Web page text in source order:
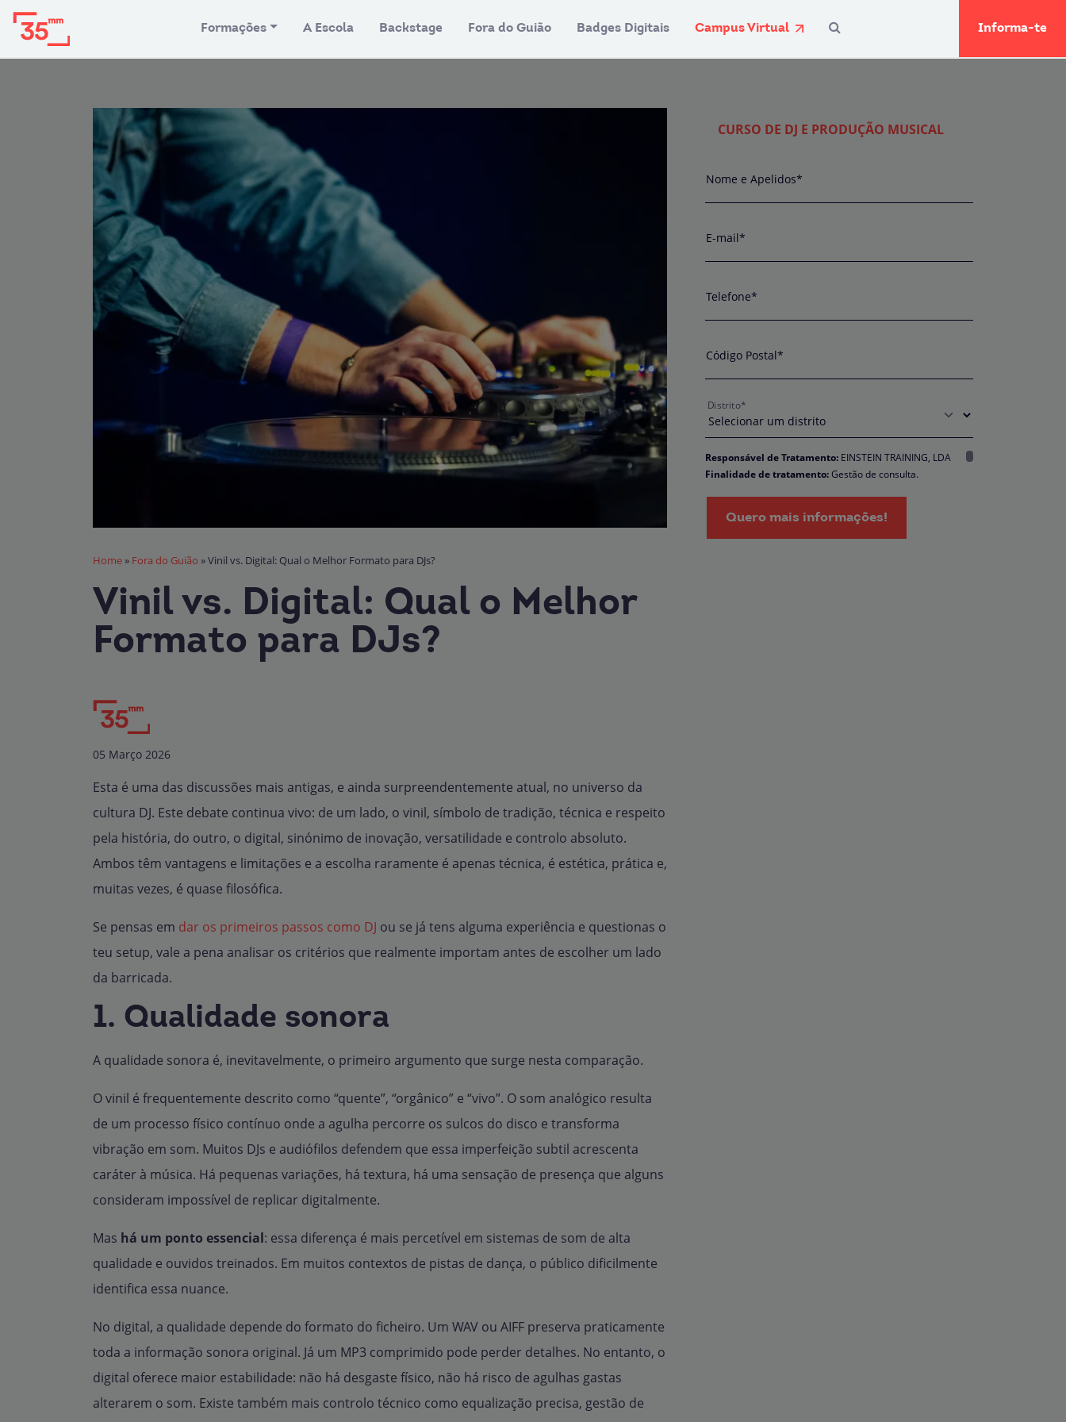
Formações A Escola Backstage Fora do Guião Badges Digitais Campus Virtual Informa-te
Home » Fora do Guião »Vinil vs. Digital: Qual o Melhor Formato para DJs?
Vinil vs. Digital: Qual o Melhor
Formato para DJs?
05 Março 2026
Esta é uma das discussões mais antigas, e ainda surpreendentemente atual, no universo da
cultura DJ. Este debate continua vivo: de um lado, o vinil, símbolo de tradição, técnica e respeito
pela história, do outro, o digital, sinónimo de inovação, versatilidade e controlo absoluto.
Ambos têm vantagens e limitações e a escolha raramente é apenas técnica, é estética, prática e,
muitas vezes, é quase filosófica.
Se pensas em dar os primeiros passos como DJ ou se já tens alguma experiência e questionas o
teu setup, vale a pena analisar os critérios que realmente importam antes de escolher um lado
da barricada.
1. Qualidade sonora
A qualidade sonora é, inevitavelmente, o primeiro argumento que surge nesta comparação.
O vinil é frequentemente descrito como “quente”, “orgânico” e “vivo”. O som analógico resulta
de um processo físico contínuo onde a agulha percorre os sulcos do disco e transforma
vibração em som. Muitos DJs e audiófilos defendem que essa imperfeição subtil acrescenta
caráter à música. Há pequenas variações, há textura, há uma sensação de presença que alguns
consideram impossível de replicar digitalmente.
Mas há um ponto essencial: essa diferença é mais percetível em sistemas de som de alta
qualidade e ouvidos treinados. Em muitos contextos de pistas de dança, o público dificilmente
identifica essa nuance.
No digital, a qualidade depende do formato do ficheiro. Um WAV ou AIFF preserva praticamente
toda a informação sonora original. Já um MP3 comprimido pode perder detalhes. No entanto, o
digital oferece maior estabilidade: não há desgaste físico, não há risco de agulhas gastas
alterarem o som. Existe também mais controlo técnico como equalização precisa, gestão de
CURSO DE DJ E PRODUÇÃO MUSICAL
Nome e Apelidos*
E-mail*
Telefone*
Código Postal*
Distrito*
Responsável de Tratamento: EINSTEIN TRAINING, LDA
Finalidade de tratamento:Gestão de consulta.
obrigação legal. / Direitos: aceder, retificar e excluir os dados,
Quero mais informações!